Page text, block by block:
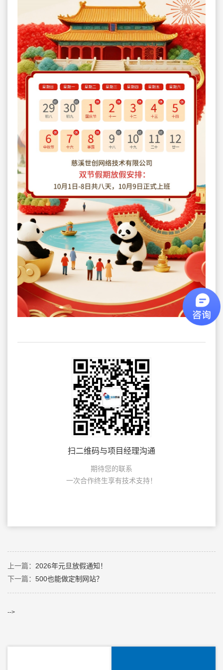
扫二维码与项目经理沟通
期待您的联系
一次合作终生享有技术支持！
上一篇： 2026年元旦放假通知！
下一篇： 500也能做定制网站？
-->